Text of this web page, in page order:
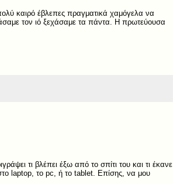
καιρό έβλεπες πραγματικά χαμόγελα να
τον ιό ξεχάσαμε τα πάντα. Η πρωτεύουσα
τι βλέπει έξω από το σπίτι του και τι έκανε
laptop, το pc, ή το tablet. Επίσης, να μου